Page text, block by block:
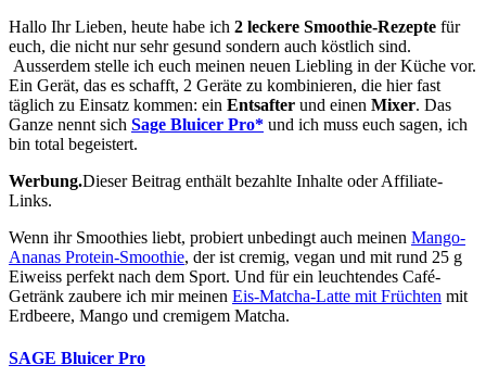
Hallo Ihr Lieben, heute habe ich 2 leckere Smoothie-Rezepte für
euch, die nicht nur sehr gesund sondern auch köstlich sind.
Ausserdem stelle ich euch meinen neuen Liebling in der Küche vor.
Ein Gerät, das es schafft, 2 Geräte zu kombinieren, die hier fast
täglich zu Einsatz kommen: ein Entsafter und einen Mixer. Das
Ganze nennt sich Sage Bluicer Pro* und ich muss euch sagen, ich
bin total begeistert.
Werbung.Dieser Beitrag enthält bezahlte Inhalte oder Affiliate-
Links.
Wenn ihr Smoothies liebt, probiert unbedingt auch meinen Mango-
Ananas Protein-Smoothie, der ist cremig, vegan und mit rund 25 g
Eiweiss perfekt nach dem Sport. Und für ein leuchtendes Café-
Getränk zaubere ich mir meinen Eis-Matcha-Latte mit Früchten mit
Erdbeere, Mango und cremigem Matcha.
SAGE Bluicer Pro